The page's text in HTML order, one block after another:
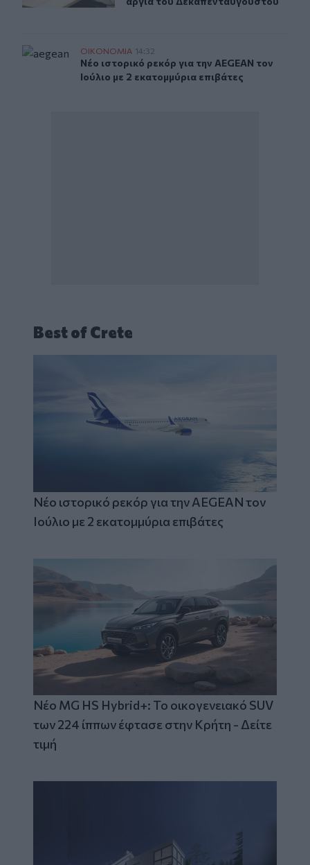
Νέο ιστορικό ρεκόρ για την AEGEAN τον Ιούλιο με 2
ΟΙΚΟΝΟΜΙΑ 14:32
Νέο ιστορικό ρεκόρ για την AEGEAN τον
Νέο ιστορικό ρεκόρ για την AEGEAN τον
Ιούλιο με 2 εκατομμύρια επιβάτες
Best of Crete
Νέο ιστορικό ρεκόρ για την AEGEAN τον
Ιούλιο με 2 εκατομμύρια επιβάτες
Νέο MG HS Hybrid+: Το οικογενειακό SUV
των 224 ίππων έφτασε στην Κρήτη - Δείτε
τιμή